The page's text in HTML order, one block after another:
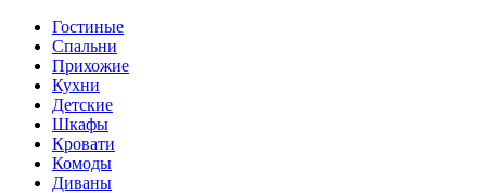
Гостиные
Спальни
Прихожие
Кухни
Детские
Шкафы
Кровати
Комоды
Диваны